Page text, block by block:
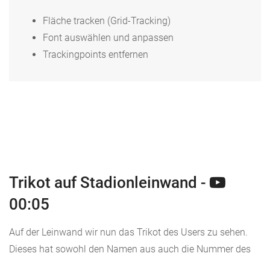
Fläche tracken (Grid-Tracking)
Font auswählen und anpassen
Trackingpoints entfernen
Trikot auf Stadionleinwand -
00:05
Auf der Leinwand wir nun das Trikot des Users zu sehen.
Dieses hat sowohl den Namen aus auch die Nummer des